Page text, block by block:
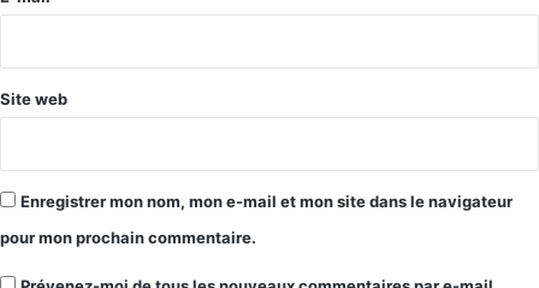
Site web
Enregistrer mon nom, mon e-mail et mon site dans le navigateur
pour mon prochain commentaire.